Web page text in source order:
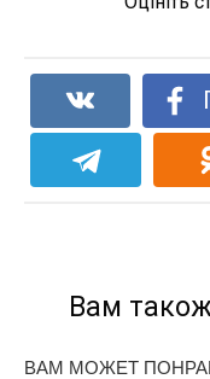
Вам